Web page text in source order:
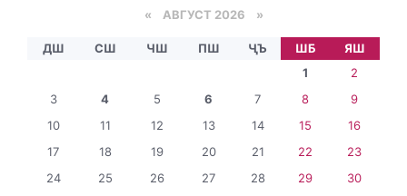
« АВГУСТ 2026 »
ДШ СШ ЧШ ПШ ҶЪ ШБ
ЯШ
1
2
3
4 5 6 7 8
9
10
11 12 13 14 15
16
17
18 19 20 21 22
23
24
25 26 27 28 29
30